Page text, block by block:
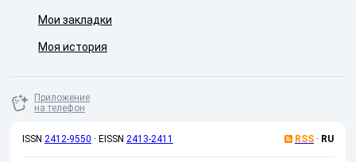
Мои закладки
Моя история
Приложение
на телефон
ISSN 2412-9550 · EISSN 2413-2411 RSS · RU